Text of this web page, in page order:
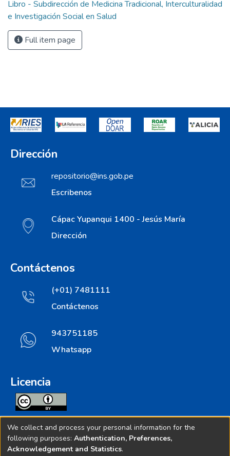
Libro - Subdirección de Medicina Tradicional, Interculturalidad
e Investigación Social en Salud
Full item page
Dirección
repositorio@ins.gob.pe
Escribenos
Cápac Yupanqui 1400 - Jesús María
Dirección
Contáctenos
(+01) 7481111
Contáctenos
943751185
Whatsapp
Licencia
Todos los contenidos de repositorio.ins.gob.pe estan
licenciados bajo
Creative Commoms License
We collect and process your personal information for the
following purposes: Authentication, Preferences,
Acknowledgement and Statistics.